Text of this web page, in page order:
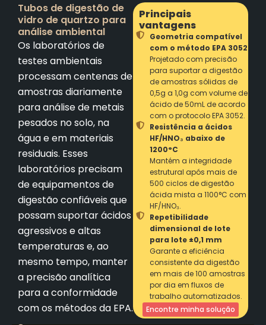
Tubos de digestão de
vidro de quartzo para
análise ambiental
Os laboratórios de
testes ambientais
processam centenas de
amostras diariamente
para análise de metais
pesados no solo, na
água e em materiais
residuais. Esses
laboratórios precisam
de equipamentos de
digestão confiáveis que
possam suportar ácidos
agressivos e altas
temperaturas e, ao
mesmo tempo, manter
a precisão analítica
para a conformidade
com os métodos da EPA.
Principais
vantagens
Geometria compatível
com o método EPA 3052
Projetado com precisão
para suportar a digestão
de amostras sólidas de
0,5g a 1,0g com volume de
ácido de 50mL de acordo
com o protocolo EPA 3052.
Resistência a ácidos
HF/HNO₃ abaixo de
1200°C
Mantém a integridade
estrutural após mais de
500 ciclos de digestão
ácida mista a 1100°C com
HF/HNO₃.
Repetibilidade
dimensional de lote
para lote ±0,1 mm
Garante a eficiência
consistente da digestão
em mais de 100 amostras
por dia em fluxos de
trabalho automatizados.
Encontre minha solução